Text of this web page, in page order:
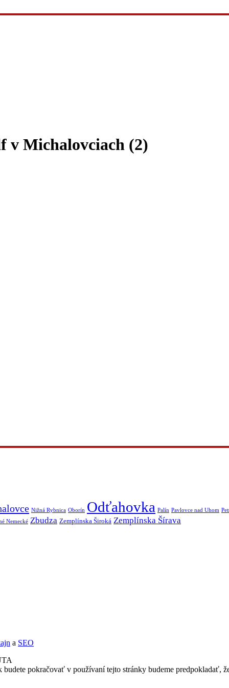
v Michalovciach (2)
Nižná Rybnica Oborín Odťahovka Palín Pavlovce nad Uhom
Nemecké Zbudza Zemplínska Široká Zemplínska Šírava
a SEO
pokračovať v používaní tejto stránky budeme predpokladať,